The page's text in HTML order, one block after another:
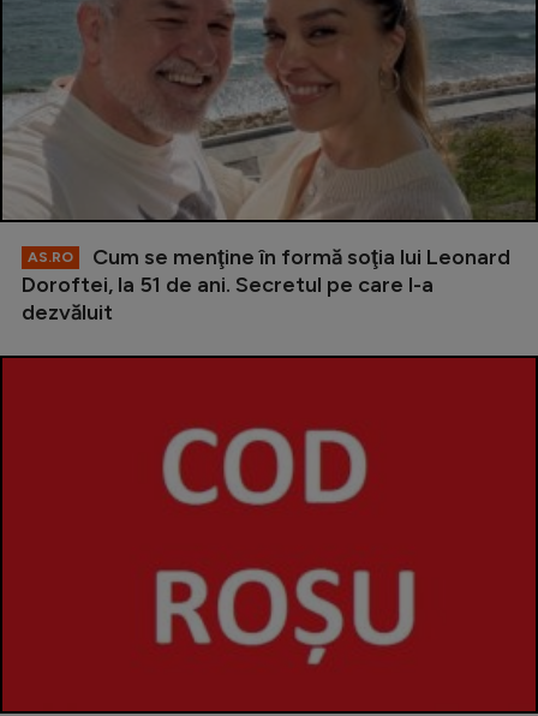
AS.RO
Cum se menţine în formă soţia lui Leonard
Doroftei, la 51 de ani. Secretul pe care l-a
dezvăluit